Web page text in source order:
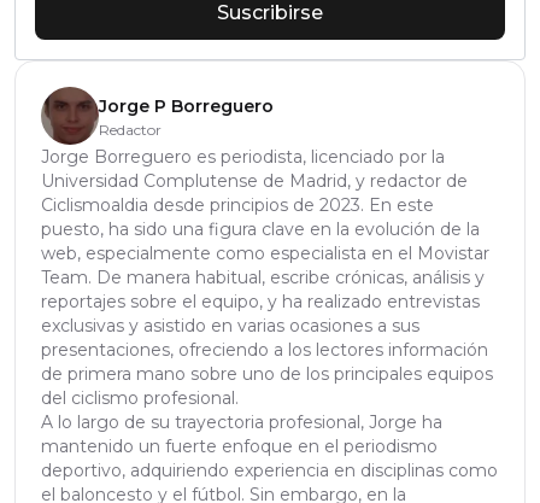
Suscribirse
Jorge P Borreguero
Redactor
Jorge Borreguero es periodista, licenciado por la
Universidad Complutense de Madrid, y redactor de
Ciclismoaldia desde principios de 2023. En este
puesto, ha sido una figura clave en la evolución de la
web, especialmente como especialista en el Movistar
Team. De manera habitual, escribe crónicas, análisis y
reportajes sobre el equipo, y ha realizado entrevistas
exclusivas y asistido en varias ocasiones a sus
presentaciones, ofreciendo a los lectores información
de primera mano sobre uno de los principales equipos
del ciclismo profesional.
A lo largo de su trayectoria profesional, Jorge ha
mantenido un fuerte enfoque en el periodismo
deportivo, adquiriendo experiencia en disciplinas como
el baloncesto y el fútbol. Sin embargo, en la